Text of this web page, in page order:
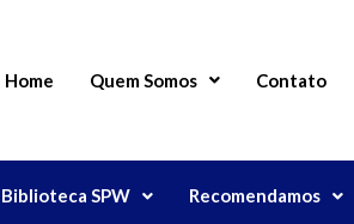
Home Quem Somos Contato
Biblioteca SPW Recomendamos